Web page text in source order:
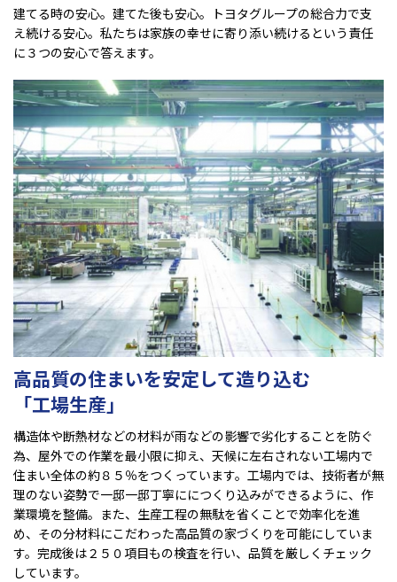
建てる時の安心。建てた後も安心。トヨタグループの総合力で支
え続ける安心。私たちは家族の幸せに寄り添い続けるという責任
に３つの安心で答えます。
高品質の住まいを安定して造り込む
「工場生産」
構造体や断熱材などの材料が雨などの影響で劣化することを防ぐ
為、屋外での作業を最小限に抑え、天候に左右されない工場内で
住まい全体の約８５％をつくっています。工場内では、技術者が無
理のない姿勢で一邸一邸丁寧ににつくり込みができるように、作
業環境を整備。また、生産工程の無駄を省くことで効率化を進
め、その分材料にこだわった高品質の家づくりを可能にしていま
す。完成後は２５０項目もの検査を行い、品質を厳しくチェック
しています。